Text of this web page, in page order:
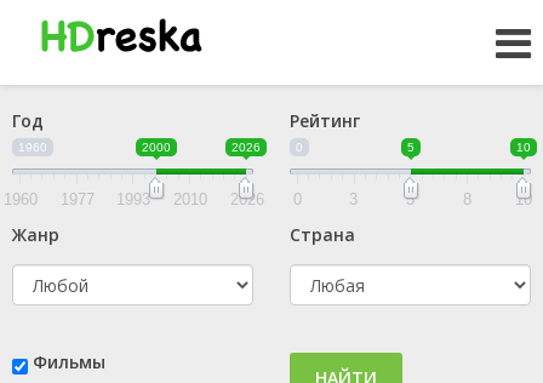
Год
1960 2000 2026
1960 1977 1993 2010 2026
Рейтинг
0 5 10
0 3 5 8 10
Жанр Страна
Фильмы
НАЙТИ